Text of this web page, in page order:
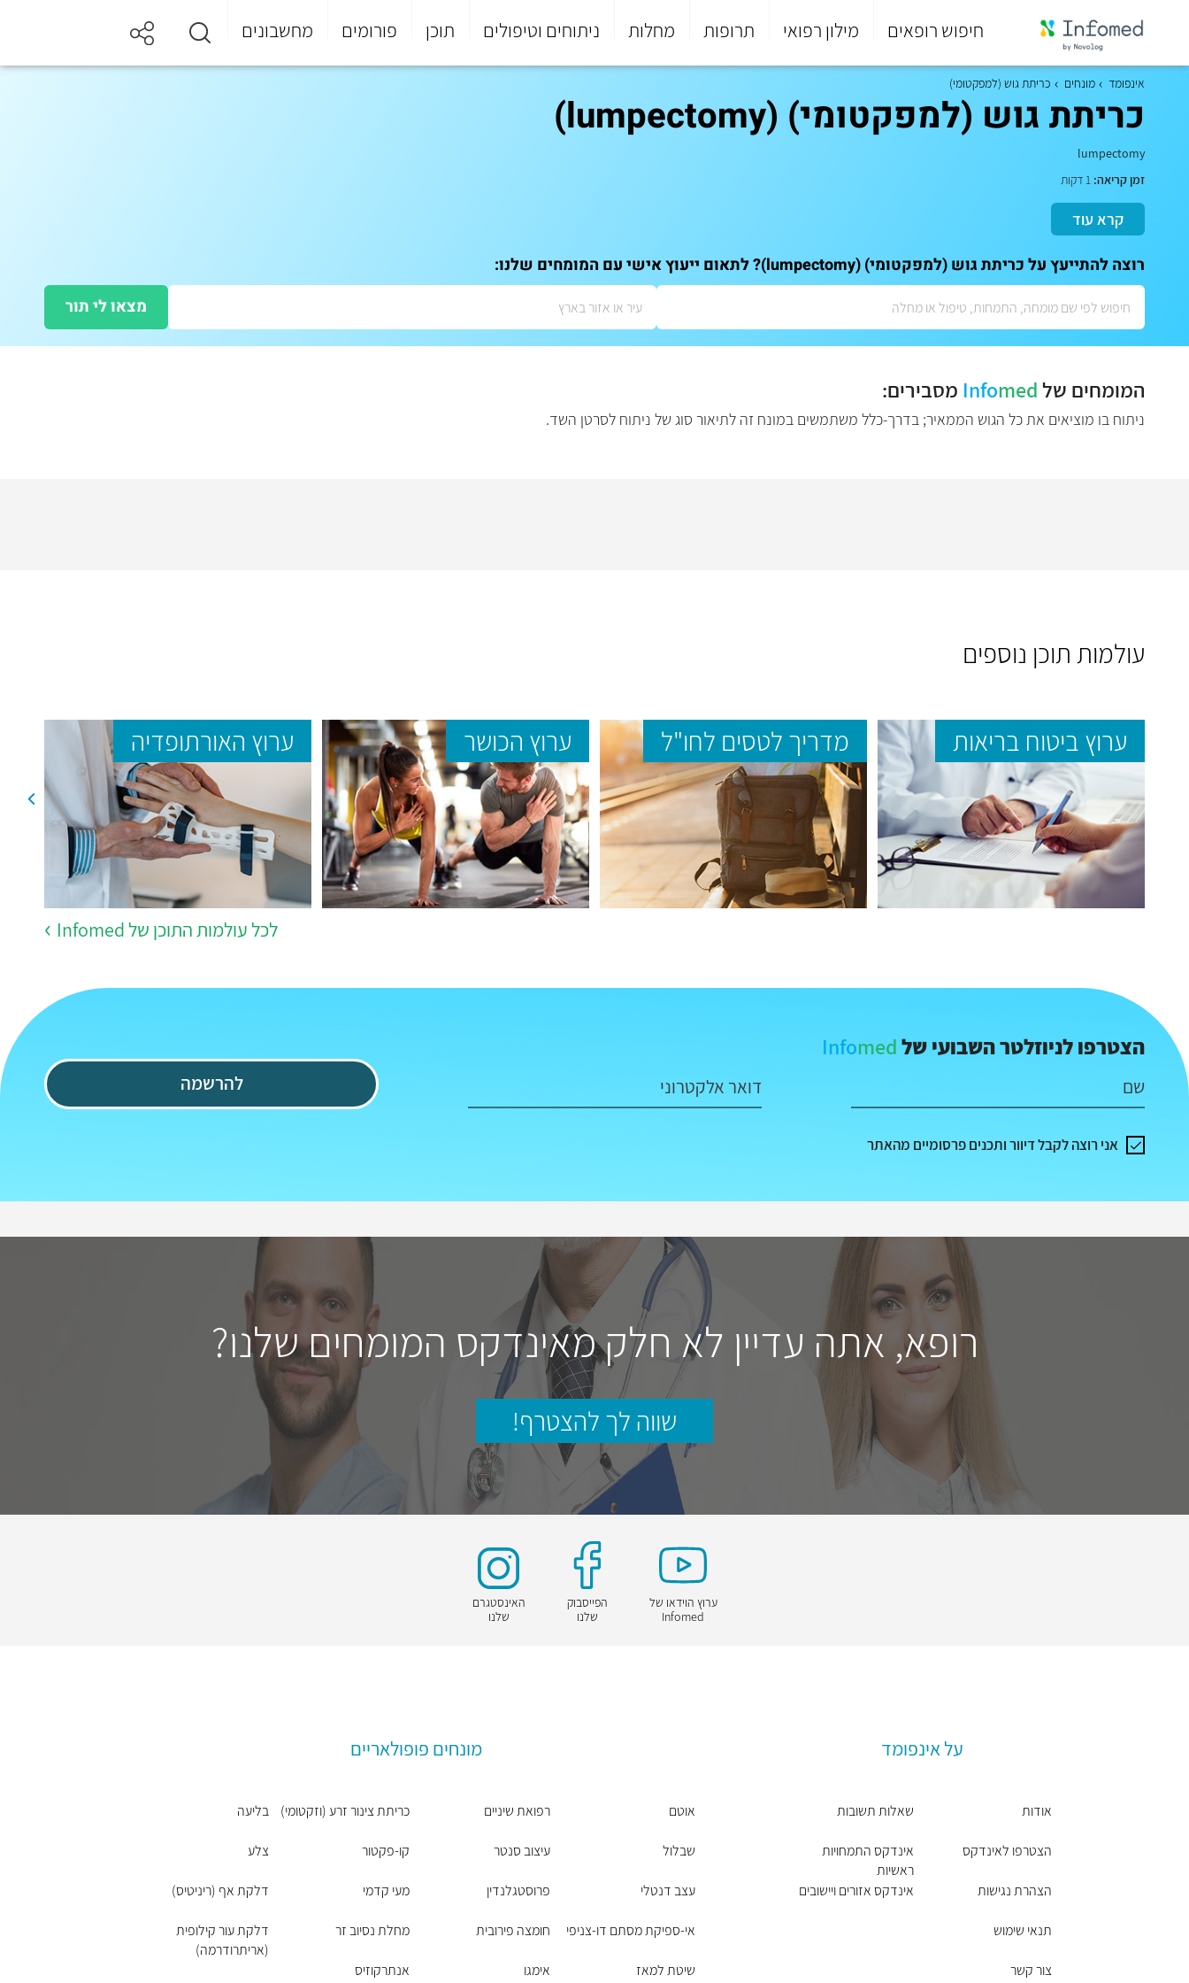
חיפוש רופאים מילון רפואי תרופות מחלות ניתוחים וטיפולים תוכן פורומים מחשבונים
סוף
התפריט
הראשי.
אינפומד מונחים כריתת גוש (למפקטומי)
כריתת גוש (למפקטומי) (lumpectomy)
lumpectomy
זמן קריאה:
קרא עוד
רוצה להתייעץ על כריתת גוש (למפקטומי) (lumpectomy)? לתאום ייעוץ אישי עם המומחים שלנו:
מצאו לי תור
המומחים של Infomed מסבירים:
ניתוח בו מוציאים את כל הגוש הממאיר; בדרך-כלל משתמשים במונח זה לתיאור סוג של ניתוח לסרטן השד.
עולמות תוכן נוספים
ערוץ ביטוח בריאות מדריך לטסים לחו"ל ערוץ הכושר ערוץ האורתופדיה
לכל עולמות התוכן של Infomed
הצטרפו לניוזלטר השבועי של Infomed
שם דואר אלקטרוני להרשמה
אני רוצה לקבל דיוור ותכנים פרסומיים מהאתר
רופא, אתה עדיין לא חלק מאינדקס המומחים שלנו?
שווה לך להצטרף!
ערוץ הוידאו של
Infomed
הפייסבוק
שלנו
האינסטגרם
שלנו
על אינפומד
אודות
הצטרפו לאינדקס
הצהרת נגישות
תנאי שימוש
צור קשר
שאלות תשובות
אינדקס התמחויות
ראשיות
אינדקס אזורים ויישובים
מונחים פופולאריים
אוטם
שבלול
עצב דנטלי
אי-ספיקת מסתם דו-צניפי
שיטת למאז
רפואת שיניים
עיצוב סנטר
פרוסטגלנדין
חומצה פירובית
אימגו
כריתת צינור זרע (וזקטומי)
קו-פקטור
מעי קדמי
מחלת נסיוב זר
אנתרקוזיס
בליעה
צלע
דלקת אף (ריניטיס)
דלקת עור קילופית
(אריתרודרמה)